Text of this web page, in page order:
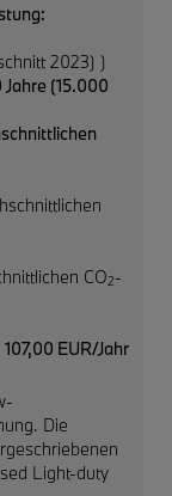
2023) )
(15.000
CO2-
107,00 EUR/Jahr
Die
Light-duty